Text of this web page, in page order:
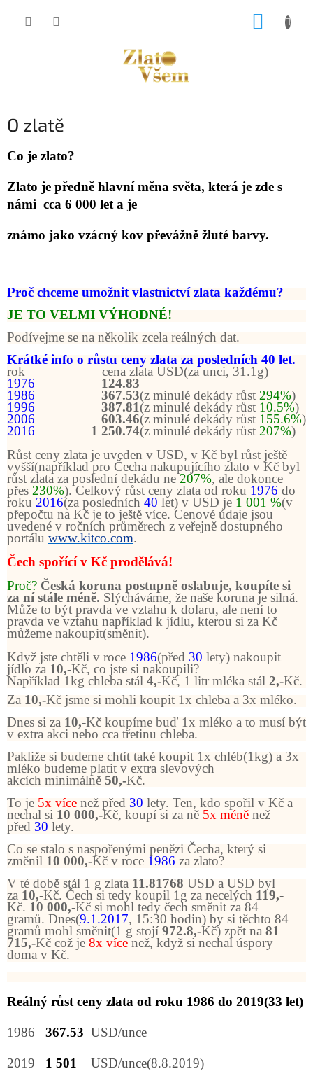
O zlatě
Co je zlato?
Zlato je předně hlavní měna světa, která je zde s
námi cca 6 000 let a je
známo jako vzácný kov převážně žluté barvy.
Proč chceme umožnit vlastnictví zlata každému?
JE TO VELMI VÝHODNÉ!
Podívejme se na několik zcela reálných dat.
Krátké info o růstu ceny zlata za posledních 40 let.
rok cena zlata USD(za unci, 31.1g)
1976
124.83
1986
367.53(z minulé dekády růst 294%)
1996
387.81(z minulé dekády růst 10.5%)
2006
603.46(z minulé dekády růst 155.6%)
2016
1 250.74(z minulé dekády růst 207%)
Růst ceny zlata je uveden v USD, v Kč byl růst ještě
vyšší(například pro Čecha nakupujícího zlato v Kč byl
růst zlata za poslední dekádu ne207%, ale dokonce
přes 230%). Celkový růst ceny zlata od roku 1976 do
roku 2016(za posledních 40 let) v USD je 1 001 %(v
přepočtu na Kč je to ještě více. Cenové údaje jsou
uvedené v ročních průměrech z veřejně dostupného
portálu www.kitco.com.
Čech spořící v Kč prodělává!
Proč? Česká koruna postupně oslabuje, koupíte si
za ní stále méně. Slýcháváme, že naše koruna je silná.
Může to být pravda ve vztahu k dolaru, ale není to
pravda ve vztahu například k jídlu, kterou si za Kč
můžeme nakoupit(směnit).
Když jste chtěli v roce 1986(před 30 lety) nakoupit
jídlo za 10,-Kč, co jste si nakoupili?
Například 1kg chleba stál 4,-Kč, 1 litr mléka stál 2,-Kč.
Za 10,-Kč jsme si mohli koupit 1x chleba a 3x mléko.
Dnes si za 10,-Kč koupíme buď 1x mléko a to musí být
v extra akci nebo cca třetinu chleba.
Pakliže si budeme chtít také koupit 1x chléb(1kg) a 3x
mléko budeme platit v extra slevových
akcích minimálně 50,-Kč.
To je 5x více než před 30 lety. Ten, kdo spořil v Kč a
nechal si 10 000,-Kč, koupí si za ně 5x méně než
před 30 lety.
Co se stalo s naspořenými penězi Čecha, který si
změnil 10 000,-Kč v roce 1986 za zlato?
V té době stál 1 g zlata 11.81768 USD a USD byl
za 10,-Kč. Čech si tedy koupil 1g za necelých 119,-
Kč. 10 000,-Kč si mohl tedy čech směnit za 84
gramů. Dnes(9.1.2017, 15:30 hodin) by si těchto 84
gramů mohl směnit(1 g stojí 972.8,-Kč) zpět na 81
715,-Kč což je 8x vícenež, když si nechal úspory
doma v Kč.
Reálný růst ceny zlata od roku 1986 do 2019(33 let)
1986 367.53 USD/unce
2019 1 501 USD/unce(8.8.2019)